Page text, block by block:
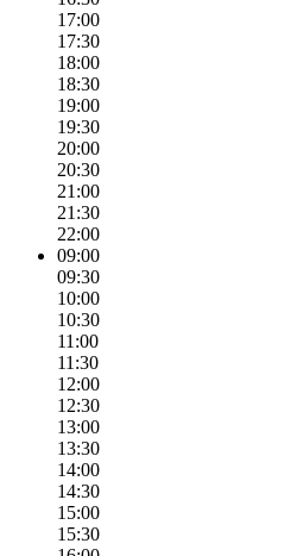
17:00
17:30
18:00
18:30
19:00
19:30
20:00
20:30
21:00
21:30
22:00
09:00
09:30
10:00
10:30
11:00
11:30
12:00
12:30
13:00
13:30
14:00
14:30
15:00
15:30